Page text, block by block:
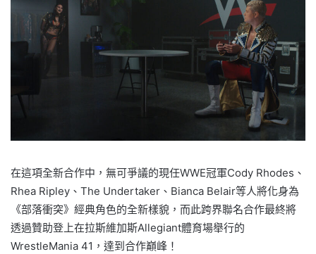
在這項全新合作中，無可爭議的現任WWE冠軍Cody Rhodes、
Rhea Ripley、The Undertaker、Bianca Belair等人將化身為
《部落衝突》經典角色的全新樣貌，而此跨界聯名合作最終將
透過贊助登上在拉斯維加斯Allegiant體育場舉行的
WrestleMania 41，達到合作巔峰！